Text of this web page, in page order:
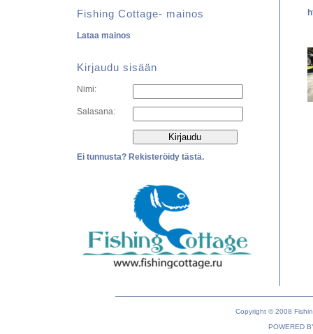
Fishing Cottage- mainos
Lataa mainos
Kirjaudu sisään
Nimi:
Salasana:
Ei tunnusta? Rekisteröidy tästä.
Copyright © 2008
POWERED